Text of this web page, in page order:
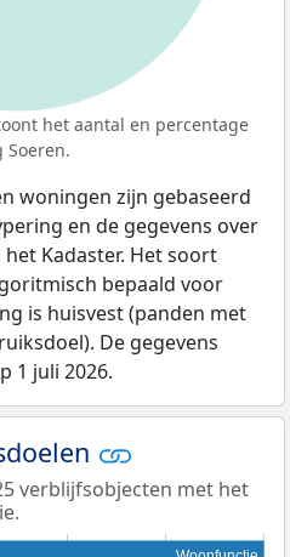
het aantal en percentage
Soeren.
woningen zijn gebaseerd
en de gegevens over
Kadaster. Het soort
bepaald voor
is huisvest (panden met
De gegevens
1 juli 2026.
verblijfsobjecten met het